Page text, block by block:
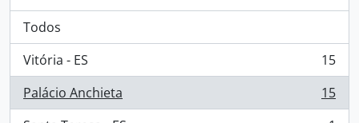
Todos
Vitória - ES
, 15 resultados
15
Palácio Anchieta
, 15 resultados
15